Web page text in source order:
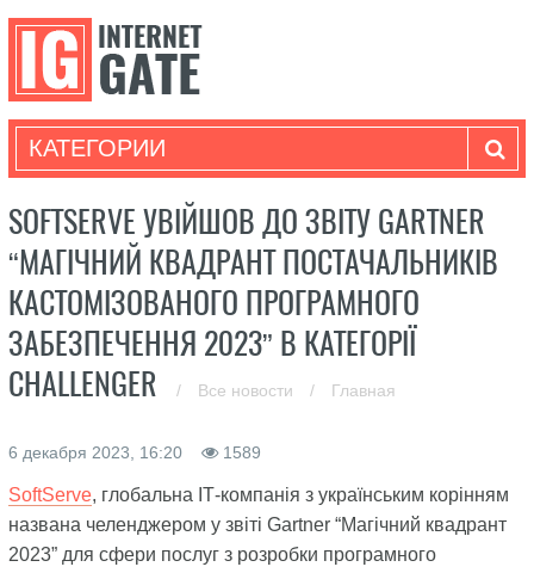
КАТЕГОРИИ
SOFTSERVE УВІЙШОВ ДО ЗВІТУ GARTNER
“МАГІЧНИЙ КВАДРАНТ ПОСТАЧАЛЬНИКІВ
КАСТОМІЗОВАНОГО ПРОГРАМНОГО
ЗАБЕЗПЕЧЕННЯ 2023” В КАТЕГОРІЇ
CHALLENGER
/ Все новости / Главная
6 декабря 2023, 16:20 1589
SoftServe, глобальна ІТ-компанія з українським корінням
названа челенджером у звіті Gartner “Магічний квадрант
2023” для сфери послуг з розробки програмного